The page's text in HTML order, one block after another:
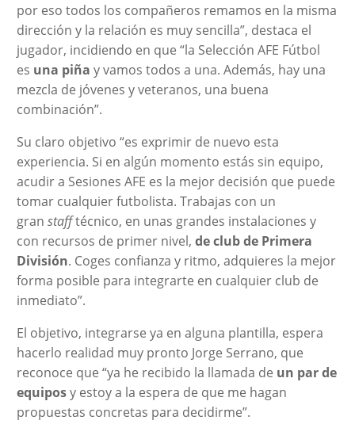
por eso todos los compañeros remamos en la misma
dirección y la relación es muy sencilla”, destaca el
jugador, incidiendo en que “la Selección AFE Fútbol
es una piña y vamos todos a una. Además, hay una
mezcla de jóvenes y veteranos, una buena
combinación”.
Su claro objetivo “es exprimir de nuevo esta
experiencia. Si en algún momento estás sin equipo,
acudir a Sesiones AFE es la mejor decisión que puede
tomar cualquier futbolista. Trabajas con un
gran stafftécnico, en unas grandes instalaciones y
con recursos de primer nivel, de club de Primera
División. Coges confianza y ritmo, adquieres la mejor
forma posible para integrarte en cualquier club de
inmediato”.
El objetivo, integrarse ya en alguna plantilla, espera
hacerlo realidad muy pronto Jorge Serrano, que
reconoce que “ya he recibido la llamada de un par de
equiposy estoy a la espera de que me hagan
propuestas concretas para decidirme”.